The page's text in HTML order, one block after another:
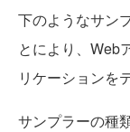
下のようなサン
とにより、Web
リケーションを
サンプラーの種